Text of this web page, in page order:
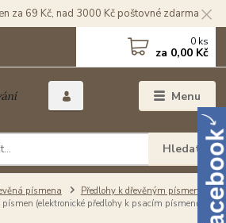
za 69 Kč, nad 3000 Kč poštovné zdarma
Menu
Hledat
0 ks
za 0,00 Kč
písmena
Předlohy k dřevěným písmenům
(elektronické předlohy k psacím písmenům